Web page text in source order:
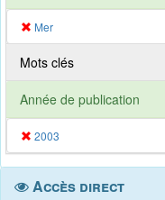
Mer
Mots clés
Année de publication
2003
Accès direct